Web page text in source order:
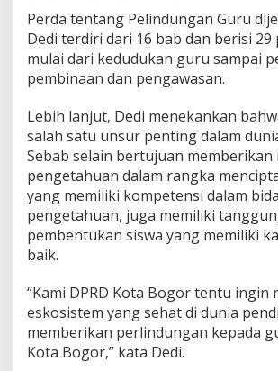
D
u
n
i
a
e
n
d
d
i
k
a
Perda tentang Pelindungan Guru
Dedi terdiri dari 16 bab dan berisi 29
mulai dari kedudukan guru sampai
pembinaan dan pengawasan.
Lebih lanjut, Dedi menekankan
salah satu unsur penting dalam
Sebab selain bertujuan memberikan
pengetahuan dalam rangka
yang memiliki kompetensi dalam
pengetahuan, juga memiliki
pembentukan siswa yang memiliki
baik.
“Kami DPRD Kota Bogor tentu ingin
eskosistem yang sehat di dunia
memberikan perlindungan kepada
Kota Bogor,” kata Dedi.